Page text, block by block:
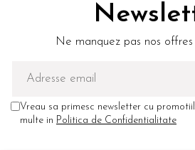
Ne manquez pas nos
Vreau sa primesc newsletter cu
multe in Politica de Confidentialitate